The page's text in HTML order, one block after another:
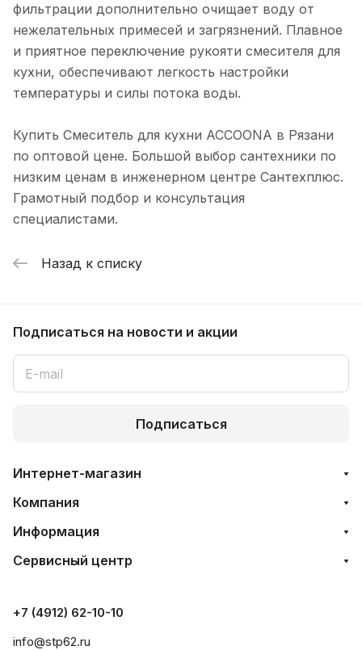
фильтрации дополнительно очищает воду от
нежелательных примесей и загрязнений. Плавное
и приятное переключение рукояти смесителя для
кухни, обеспечивают легкость настройки
температуры и силы потока воды.
Купить Смеситель для кухни ACCOONA в Рязани
по оптовой цене. Большой выбор сантехники по
низким ценам в инженерном центре Сантехплюс.
Грамотный подбор и консультация
специалистами.
Назад к списку
Подписаться на новости и акции
Подписаться
Интернет-магазин
Компания
Информация
Сервисный центр
+7 (4912) 62-10-10
info@stp62.ru